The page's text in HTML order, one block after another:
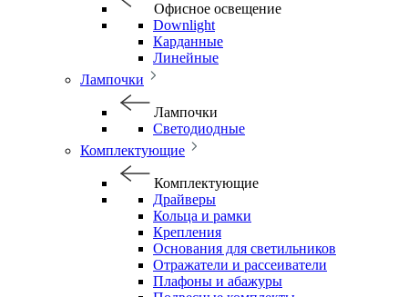
Офисное освещение
Downlight
Карданные
Линейные
Лампочки
Лампочки
Светодиодные
Комплектующие
Комплектующие
Драйверы
Кольца и рамки
Крепления
Основания для светильников
Отражатели и рассеиватели
Плафоны и абажуры